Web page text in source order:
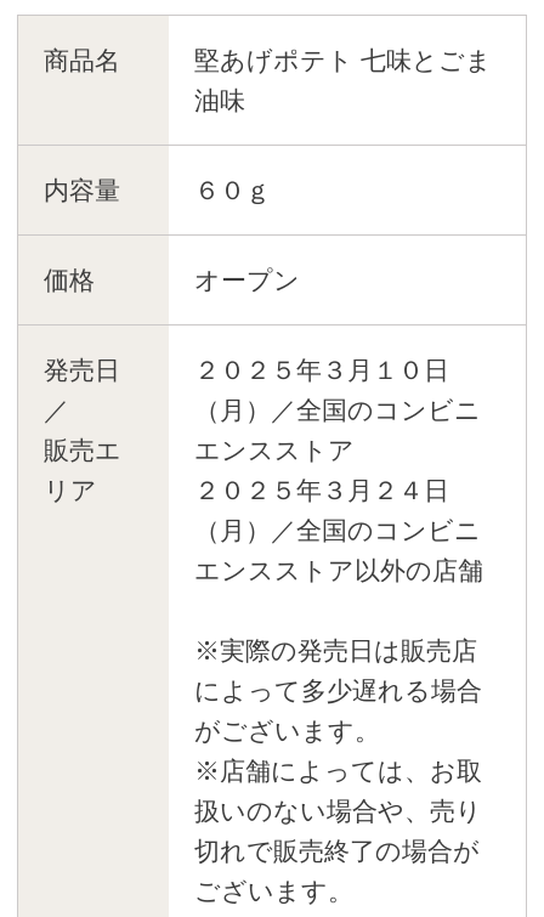
商品名
堅あげポテト 七味とごま
油味
内容量 ６０ｇ
価格 オープン
発売日
／
販売エ
リア
２０２５年３月１０日
（月）／全国のコンビニ
エンスストア
２０２５年３月２４日
（月）／全国のコンビニ
エンスストア以外の店舗
※実際の発売日は販売店
によって多少遅れる場合
がございます。
※店舗によっては、お取
扱いのない場合や、売り
切れで販売終了の場合が
ございます。